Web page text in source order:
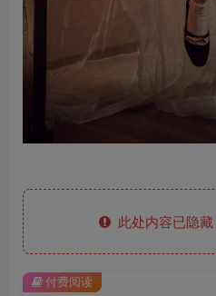
此处内容已隐藏
付费阅读